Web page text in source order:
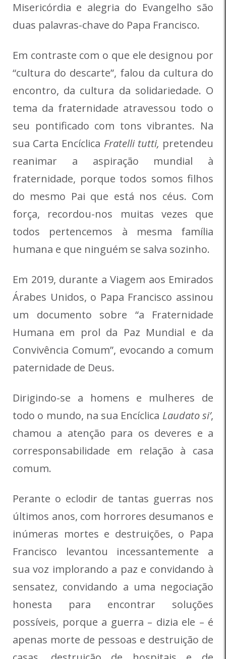
Misericórdia e alegria do Evangelho são
duas palavras-chave do Papa Francisco.
Em contraste com o que ele designou por
“cultura do descarte”, falou da cultura do
encontro, da cultura da solidariedade. O
tema da fraternidade atravessou todo o
seu pontificado com tons vibrantes. Na
sua Carta Encíclica Fratelli tutti, pretendeu
reanimar a aspiração mundial à
fraternidade, porque todos somos filhos
do mesmo Pai que está nos céus. Com
força, recordou-nos muitas vezes que
todos pertencemos à mesma família
humana e que ninguém se salva sozinho.
Em 2019, durante a Viagem aos Emirados
Árabes Unidos, o Papa Francisco assinou
um documento sobre “a Fraternidade
Humana em prol da Paz Mundial e da
Convivência Comum”, evocando a comum
paternidade de Deus.
Dirigindo-se a homens e mulheres de
todo o mundo, na sua Encíclica Laudato si’,
chamou a atenção para os deveres e a
corresponsabilidade em relação à casa
comum.
Perante o eclodir de tantas guerras nos
últimos anos, com horrores desumanos e
inúmeras mortes e destruições, o Papa
Francisco levantou incessantemente a
sua voz implorando a paz e convidando à
sensatez, convidando a uma negociação
honesta para encontrar soluções
possíveis, porque a guerra – dizia ele – é
apenas morte de pessoas e destruição de